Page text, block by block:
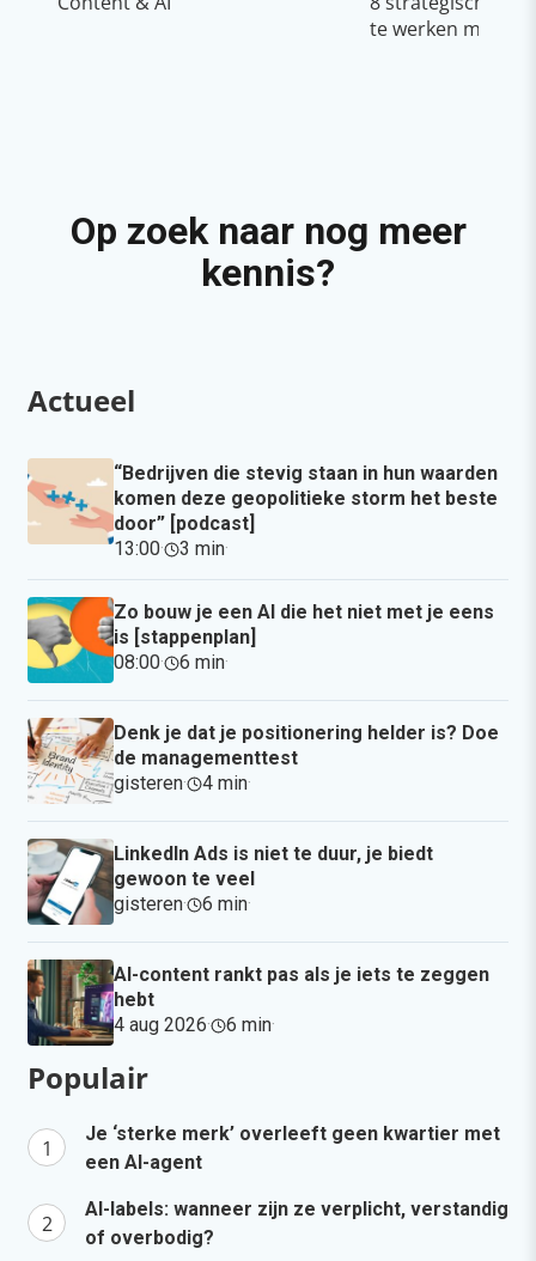
te werken met
Op zoek naar nog meer
kennis?
Actueel
“Bedrijven die stevig staan in hun waarden
komen deze geopolitieke storm het beste
door” [podcast]
13:00· 3 min·
Zo bouw je een AI die het niet met je eens
is [stappenplan]
08:00· 6 min·
Denk je dat je positionering helder is? Doe
de managementtest
gisteren· 4 min·
LinkedIn Ads is niet te duur, je biedt
gewoon te veel
gisteren· 6 min·
AI-content rankt pas als je iets te zeggen
hebt
4 aug 2026· 6 min·
Populair
Je ‘sterke merk’ overleeft geen kwartier met
een AI-agent
AI-labels: wanneer zijn ze verplicht, verstandig
of overbodig?